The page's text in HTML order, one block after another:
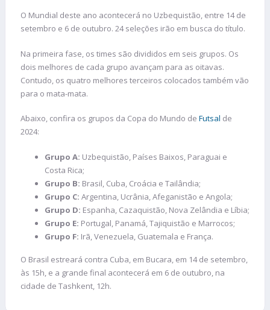
O Mundial deste ano acontecerá no Uzbequistão, entre 14 de
setembro e 6 de outubro. 24 seleções irão em busca do título.
Na primeira fase, os times são divididos em seis grupos. Os
dois melhores de cada grupo avançam para as oitavas.
Contudo, os quatro melhores terceiros colocados também vão
para o mata-mata.
Abaixo, confira os grupos da Copa do Mundo de Futsal de
2024:
Grupo A: Uzbequistão, Países Baixos, Paraguai e
Costa Rica;
Grupo B: Brasil, Cuba, Croácia e Tailândia;
Grupo C: Argentina, Ucrânia, Afeganistão e Angola;
Grupo D: Espanha, Cazaquistão, Nova Zelândia e Líbia;
Grupo E: Portugal, Panamá, Tajiquistão e Marrocos;
Grupo F: Irã, Venezuela, Guatemala e França.
O Brasil estreará contra Cuba, em Bucara, em 14 de setembro,
às 15h, e a grande final acontecerá em 6 de outubro, na
cidade de Tashkent, 12h.